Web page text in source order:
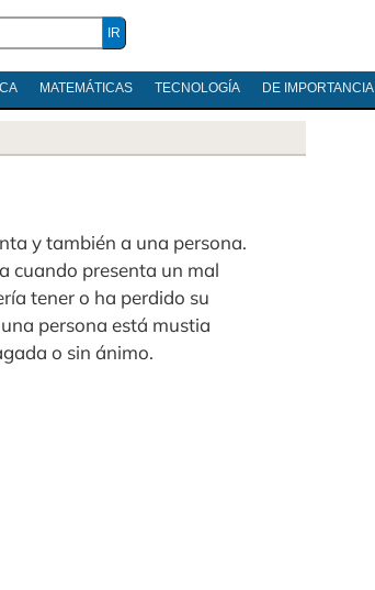
MATEMÁTICAS TECNOLOGÍA DE IMPORTANCIA
y también a una persona.
cuando presenta un mal
tener o ha perdido su
persona está mustia
o sin ánimo.